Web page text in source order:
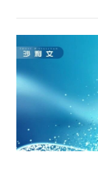
餐饮与新零售
智能家居
公共服务
企业咨询服务
公司动态
媒体报道
媒体服务
关于我们
公司介绍
加入我们